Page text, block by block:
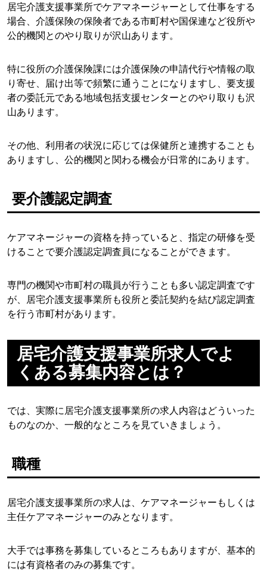
居宅介護支援事業所でケアマネージャーとして仕事をする
場合、介護保険の保険者である市町村や国保連など役所や
公的機関とのやり取りが沢山あります。
特に役所の介護保険課には介護保険の申請代行や情報の取
り寄せ、届け出等で頻繁に通うことになりますし、要支援
者の委託元である地域包括支援センターとのやり取りも沢
山あります。
その他、利用者の状況に応じては保健所と連携することも
ありますし、公的機関と関わる機会が日常的にあります。
要介護認定調査
ケアマネージャーの資格を持っていると、指定の研修を受
けることで要介護認定調査員になることができます。
専門の機関や市町村の職員が行うことも多い認定調査です
が、居宅介護支援事業所も役所と委託契約を結び認定調査
を行う市町村があります。
居宅介護支援事業所求人でよ
くある募集内容とは？
では、実際に居宅介護支援事業所の求人内容はどういった
ものなのか、一般的なところを見ていきましょう。
職種
居宅介護支援事業所の求人は、ケアマネージャーもしくは
主任ケアマネージャーのみとなります。
大手では事務を募集しているところもありますが、基本的
には有資格者のみの募集です。